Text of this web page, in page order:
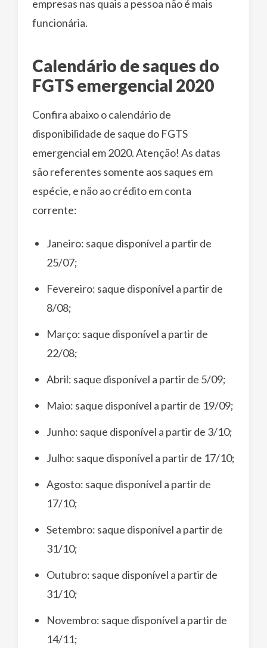
empresas nas quais a pessoa não é mais
funcionária.
Calendário de saques do
FGTS emergencial 2020
Confira abaixo o calendário de
disponibilidade de saque do FGTS
emergencial em 2020. Atenção! As datas
são referentes somente aos saques em
espécie, e não ao crédito em conta
corrente:
Janeiro: saque disponível a partir de
25/07;
Fevereiro: saque disponível a partir de
8/08;
Março: saque disponível a partir de
22/08;
Abril: saque disponível a partir de 5/09;
Maio: saque disponível a partir de 19/09;
Junho: saque disponível a partir de 3/10;
Julho: saque disponível a partir de 17/10;
Agosto: saque disponível a partir de
17/10;
Setembro: saque disponível a partir de
31/10;
Outubro: saque disponível a partir de
31/10;
Novembro: saque disponível a partir de
14/11;